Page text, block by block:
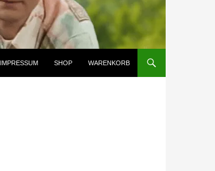
IMPRESSUM SHOP WARENKORB